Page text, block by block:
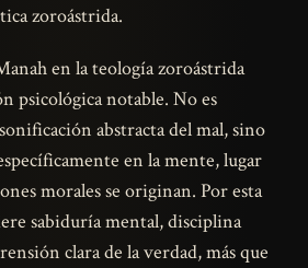
zoroástrida.
en la teología zoroástrida
psicológica notable. No es
abstracta del mal, sino
en la mente, lugar
morales se originan. Por esta
sabiduría mental, disciplina
clara de la verdad, más que